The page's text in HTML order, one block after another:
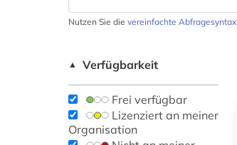
Nutzen Sie die vereinfachte Abfragesyntax
▲ Verfügbarkeit
Frei verfügbar
Lizenziert an meiner
Organisation